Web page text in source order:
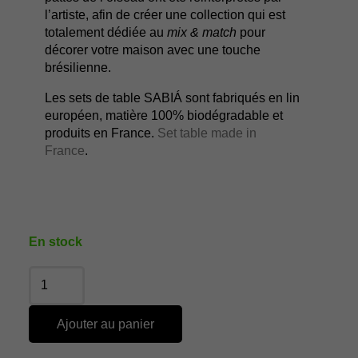
l’artiste, afin de créer une collection qui est
totalement dédiée au mix & match pour
décorer votre maison avec une touche
brésilienne.
Les sets de table SABIÁ sont fabriqués en lin
européen, matière 100% biodégradable et
produits en France. Set table made in
France.
En stock
Ajouter au panier